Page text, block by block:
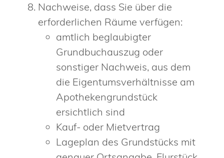
Nachweise, dass Sie über die
erforderlichen Räume verfügen:
amtlich beglaubigter
Grundbuchauszug oder
sonstiger Nachweis, aus dem
die Eigentumsverhältnisse am
Apothekengrundstück
ersichtlich sind
Kauf- oder Mietvertrag
Lageplan des Grundstücks mit